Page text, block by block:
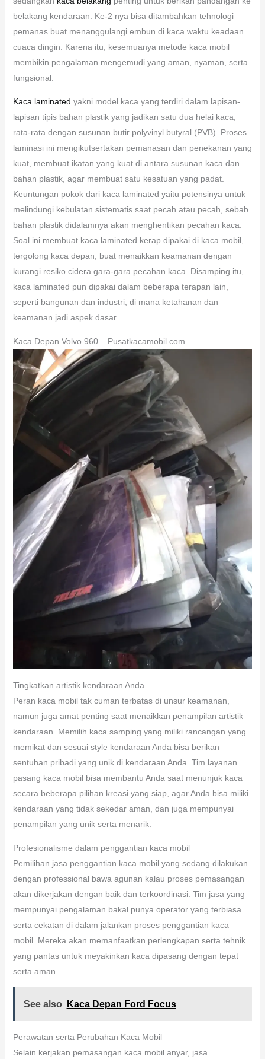
belakang kendaraan. Ke-2 nya bisa ditambahkan tehnologi
pemanas buat menanggulangi embun di kaca waktu keadaan
cuaca dingin. Karena itu, kesemuanya metode kaca mobil
membikin pengalaman mengemudi yang aman, nyaman, serta
fungsional.
Kaca laminated yakni model kaca yang terdiri dalam lapisan-
lapisan tipis bahan plastik yang jadikan satu dua helai kaca,
rata-rata dengan susunan butir polyvinyl butyral (PVB). Proses
laminasi ini mengikutsertakan pemanasan dan penekanan yang
kuat, membuat ikatan yang kuat di antara susunan kaca dan
bahan plastik, agar membuat satu kesatuan yang padat.
Keuntungan pokok dari kaca laminated yaitu potensinya untuk
melindungi kebulatan sistematis saat pecah atau pecah, sebab
bahan plastik didalamnya akan menghentikan pecahan kaca.
Soal ini membuat kaca laminated kerap dipakai di kaca mobil,
tergolong kaca depan, buat menaikkan keamanan dengan
kurangi resiko cidera gara-gara pecahan kaca. Disamping itu,
kaca laminated pun dipakai dalam beberapa terapan lain,
seperti bangunan dan industri, di mana ketahanan dan
keamanan jadi aspek dasar.
Kaca Depan Volvo 960 – Pusatkacamobil.com
Tingkatkan artistik kendaraan Anda
Peran kaca mobil tak cuman terbatas di unsur keamanan,
namun juga amat penting saat menaikkan penampilan artistik
kendaraan. Memilih kaca samping yang miliki rancangan yang
memikat dan sesuai style kendaraan Anda bisa berikan
sentuhan pribadi yang unik di kendaraan Anda. Tim layanan
pasang kaca mobil bisa membantu Anda saat menunjuk kaca
secara beberapa pilihan kreasi yang siap, agar Anda bisa miliki
kendaraan yang tidak sekedar aman, dan juga mempunyai
penampilan yang unik serta menarik.
Profesionalisme dalam penggantian kaca mobil
Pemilihan jasa penggantian kaca mobil yang sedang dilakukan
dengan professional bawa agunan kalau proses pemasangan
akan dikerjakan dengan baik dan terkoordinasi. Tim jasa yang
mempunyai pengalaman bakal punya operator yang terbiasa
serta cekatan di dalam jalankan proses penggantian kaca
mobil. Mereka akan memanfaatkan perlengkapan serta tehnik
yang pantas untuk meyakinkan kaca dipasang dengan tepat
serta aman.
See also Kaca Depan Ford Focus
Perawatan serta Perubahan Kaca Mobil
Selain kerjakan pemasangan kaca mobil anyar, jasa